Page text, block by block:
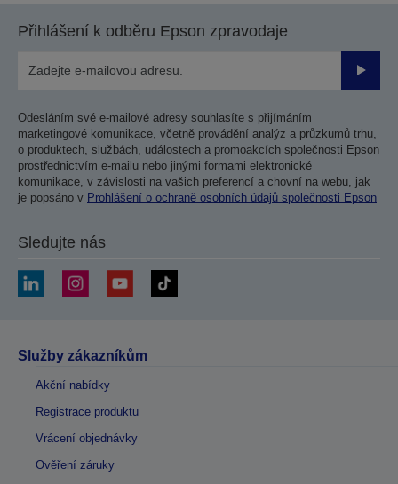
Přihlášení k odběru Epson zpravodaje
Odesláním své e-mailové adresy souhlasíte s přijímáním
marketingové komunikace, včetně provádění analýz a průzkumů trhu,
o produktech, službách, událostech a promoakcích společnosti Epson
prostřednictvím e-mailu nebo jinými formami elektronické
komunikace, v závislosti na vašich preferencí a chovní na webu, jak
je popsáno v Prohlášení o ochraně osobních údajů společnosti Epson
Sledujte nás
Služby zákazníkům
Akční nabídky
Registrace produktu
Vrácení objednávky
Ověření záruky